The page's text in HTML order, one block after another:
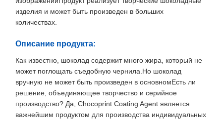
изделия и может быть произведен в больших
количествах.
Описание продукта:
Как известно, шоколад содержит много жира, который не
может поглощать съедобную чернила.Но шоколад
вручную не может быть произведен в основномЕсть ли
решение, объединяющее творчество и серийное
производство? Да, Chocoprint Coating Agent является
важнейшим продуктом для производства индивидуальных